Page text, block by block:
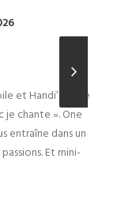
et Handi’Cap Le
je chante ». One
entraîne dans un
Et mini-